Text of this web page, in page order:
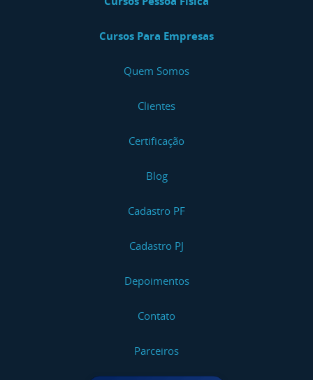
Cursos Para Empresas
Quem Somos
Clientes
Certificação
Blog
Cadastro PF
Cadastro PJ
Depoimentos
Contato
Parceiros